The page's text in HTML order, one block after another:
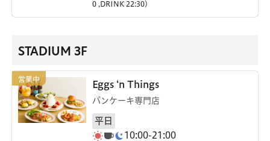
0 ,DRINK 22:30）
STADIUM 3F
Eggs ‘n Things
パンケーキ専門店
平日
10:00-21:00